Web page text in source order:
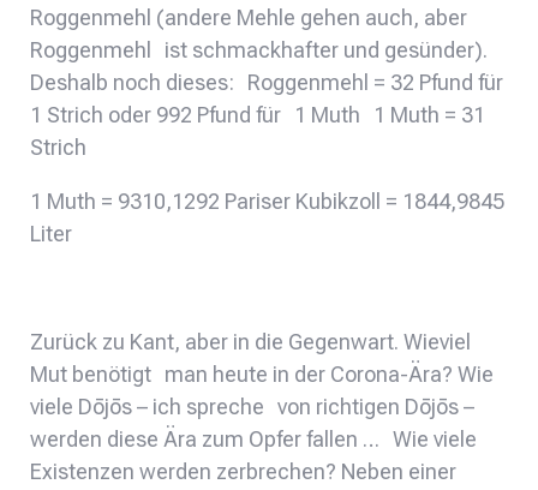
Roggenmehl (andere Mehle gehen auch, aber
Roggenmehl ist schmackhafter und gesünder).
Deshalb noch dieses: Roggenmehl = 32 Pfund für
1 Strich oder 992 Pfund für 1 Muth 1 Muth = 31
Strich
1 Muth = 9310,1292 Pariser Kubikzoll = 1844,9845
Liter
Zurück zu Kant, aber in die Gegenwart. Wieviel
Mut benötigt man heute in der Corona-Ära? Wie
viele Dōjōs – ich spreche von richtigen Dōjōs –
werden diese Ära zum Opfer fallen … Wie viele
Existenzen werden zerbrechen? Neben einer